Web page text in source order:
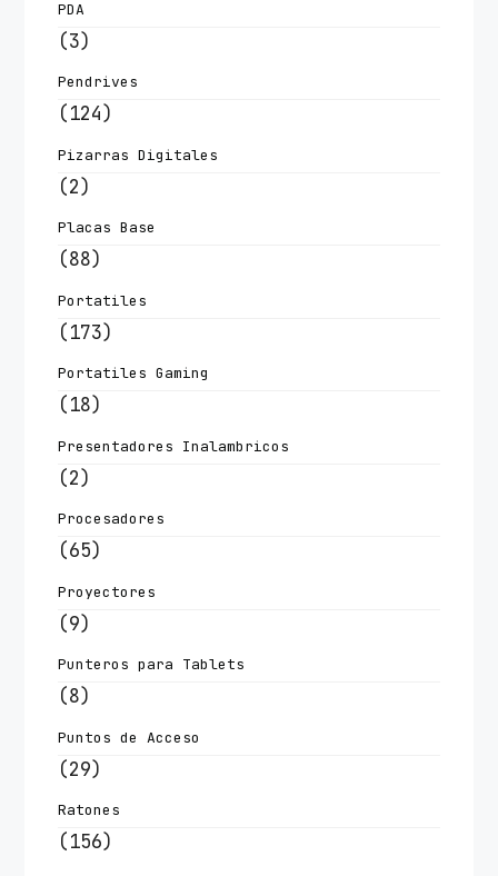
PDA
(3)
Pendrives
(124)
Pizarras Digitales
(2)
Placas Base
(88)
Portatiles
(173)
Portatiles Gaming
(18)
Presentadores Inalambricos
(2)
Procesadores
(65)
Proyectores
(9)
Punteros para Tablets
(8)
Puntos de Acceso
(29)
Ratones
(156)